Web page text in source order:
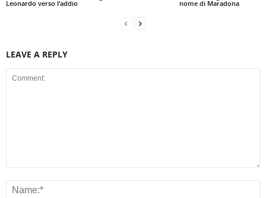
Leonardo verso l’addio
nome di Maradona
LEAVE A REPLY